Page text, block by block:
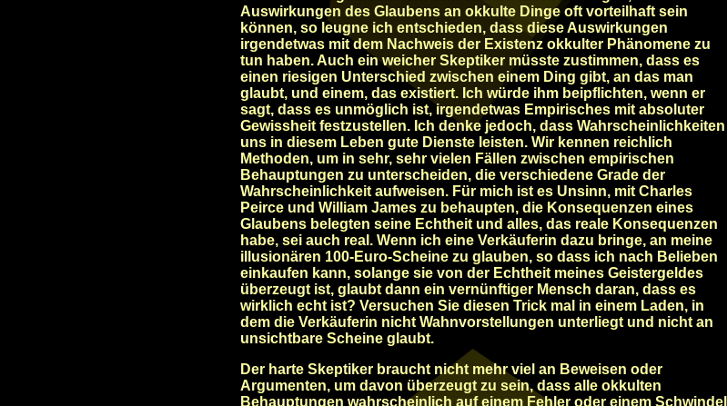
Auswirkungen des Glaubens an okkulte Dinge oft vorteilhaft sein
können, so leugne ich entschieden, dass diese Auswirkungen
irgendetwas mit dem Nachweis der Existenz okkulter Phänomene zu
tun haben. Auch ein weicher Skeptiker müsste zustimmen, dass es
einen riesigen Unterschied zwischen einem Ding gibt, an das man
glaubt, und einem, das existiert. Ich würde ihm beipflichten, wenn er
sagt, dass es unmöglich ist, irgendetwas Empirisches mit absoluter
Gewissheit festzustellen. Ich denke jedoch, dass Wahrscheinlichkeiten
uns in diesem Leben gute Dienste leisten. Wir kennen reichlich
Methoden, um in sehr, sehr vielen Fällen zwischen empirischen
Behauptungen zu unterscheiden, die verschiedene Grade der
Wahrscheinlichkeit aufweisen. Für mich ist es Unsinn, mit Charles
Peirce und William James zu behaupten, die Konsequenzen eines
Glaubens belegten seine Echtheit und alles, das reale Konsequenzen
habe, sei auch real. Wenn ich eine Verkäuferin dazu bringe, an meine
illusionären 100-Euro-Scheine zu glauben, so dass ich nach Belieben
einkaufen kann, solange sie von der Echtheit meines Geistergeldes
überzeugt ist, glaubt dann ein vernünftiger Mensch daran, dass es
wirklich echt ist? Versuchen Sie diesen Trick mal in einem Laden, in
dem die Verkäuferin nicht Wahnvorstellungen unterliegt und nicht an
unsichtbare Scheine glaubt.
Der harte Skeptiker braucht nicht mehr viel an Beweisen oder
Argumenten, um davon überzeugt zu sein, dass alle okkulten
Behauptungen wahrscheinlich auf einem Fehler oder einem Schwindel